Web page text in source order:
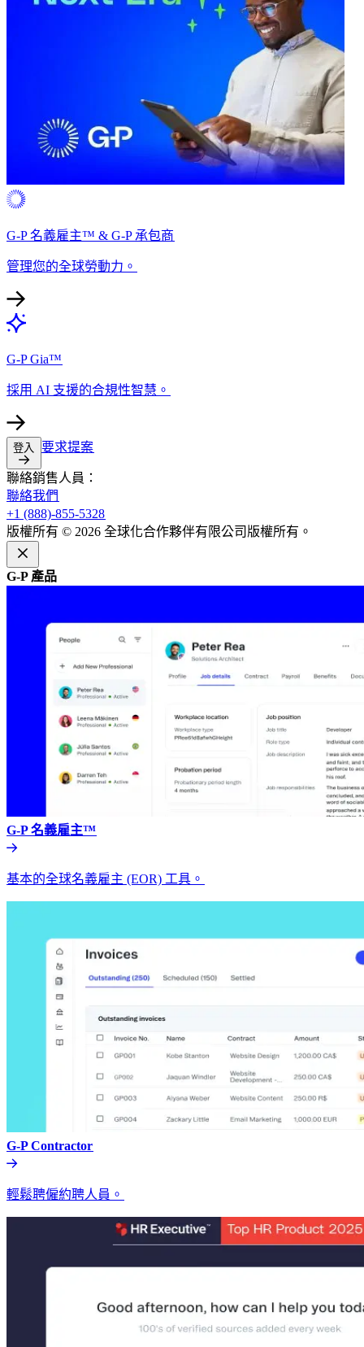
G-P 名義雇主™ & G-P 承包商​​
管理您的全球勞動力。​​
G-P Gia™​​
採用 AI 支援的合規性智慧。​​
登入​​ 要求提案​​
聯絡銷售人員：​​
聯絡我們​​
+1 (888)-855-5328​​
版權所有 © 2026 全球化合作夥伴有限公司版權所有。​​
G-P 產品​​
G-P 名義雇主™​​
基本的全球名義雇主 (EOR) 工具。​​
G-P Contractor​​
輕鬆聘僱約聘人員。​​